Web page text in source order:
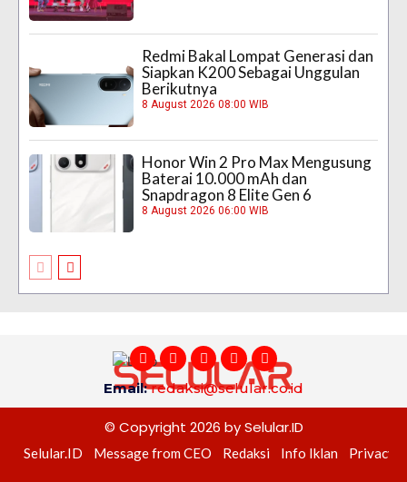
Redmi Bakal Lompat Generasi dan
Siapkan K200 Sebagai Unggulan
Berikutnya
8 August 2026 08:00 WIB
Honor Win 2 Pro Max Mengusung
Baterai 10.000 mAh dan
Snapdragon 8 Elite Gen 6
8 August 2026 06:00 WIB
Email:redaksi@selular.co.id
© Copyright 2026 by Selular.ID
Selular.ID Message from CEO Redaksi Info Iklan Privacy